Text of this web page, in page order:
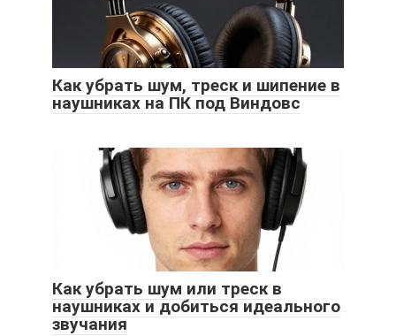
Как убрать шум, треск и шипение в
наушниках на ПК под Виндовс
Как убрать шум или треск в
наушниках и добиться идеального
звучания